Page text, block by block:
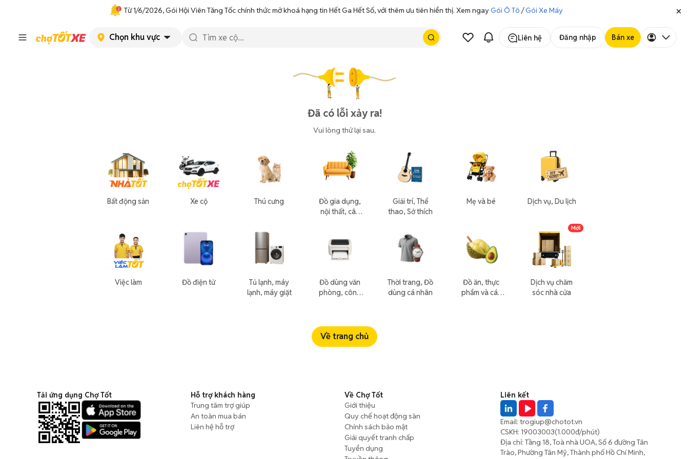
Từ 1/6/2026, Gói Hội Viên Tăng Tốc chính thức mở khoá hạng tin Hết Ga Hết Số, với thêm ưu tiên hiển thị. Xem ngayGói Ô Tô /Gói Xe Máy
Chọn khu vực Liên hệ Đăng nhập Bán xe
Đã có lỗi xảy ra!
Vui lòng thử lại sau.
Bất động sản
Việc làm
Xe cộ
Đồ điện tử
Thú cưng
Tủ lạnh, máy
lạnh, máy giặt
Đồ gia dụng,
nội thất, cây
Đồ dùng văn
phòng, công
Giải trí, Thể
thao, Sở thích
Thời trang, Đồ
dùng cá nhân
Mẹ và bé
Đồ ăn, thực
phẩm và các
Dịch vụ, Du lịch
Dịch vụ chăm
sóc nhà cửa
Về trang chủ
Tải ứng dụng Chợ Tốt
Hỗ trợ khách hàng
Trung tâm trợ giúp
An toàn mua bán
Liên hệ hỗ trợ
Về Chợ Tốt
Giới thiệu
Quy chế hoạt động sàn
Chính sách bảo mật
Giải quyết tranh chấp
Tuyển dụng
Liên kết
Email: trogiup@chotot.vn
CSKH: 19003003(1.000đ/phút)
Địa chỉ: Tầng 18, Toà nhà UOA, Số 6 đường Tân
Trào, Phường Tân Mỹ, Thành phố Hồ Chí Minh,